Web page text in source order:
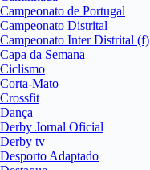
Campeonato de Portugal
Campeonato Distrital
Campeonato Inter Distrital (f)
Capa da Semana
Ciclismo
Corta-Mato
Crossfit
Dança
Derby Jornal Oficial
Derby tv
Desporto Adaptado